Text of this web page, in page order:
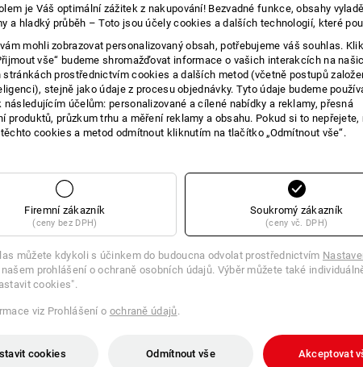
Porovnat všechny detaily
je Váš optimální zážitek z nakupování! Bezvadné funkce, obsahy
a hladký průběh – Toto jsou účely cookies a dalších technologií, které
mohli zobrazovat personalizovaný obsah, potřebujeme váš souhlas.
vše“ budeme shromažďovat informace o vašich interakcích na
stránkách prostřednictvím cookies a dalších metod (včetně postupů
stejně jako údaje z procesu objednávky. Tyto údaje budeme
následujícím účelům: personalizované a cílené nabídky a reklamy, přesná
produktů, průzkum trhu a měření reklamy a obsahu. Pokud si to nepřejete,
cookies a metod odmítnout kliknutím na tlačítko „Odmítnout vše“.
Firemní zákazník
(ceny bez DPH)
Soukromý zákazník
(ceny vč. DPH)
můžete kdykoli s účinkem do budoucna odvolat prostřednictvím
našem prohlášení o ochraně osobních údajů. Výběr můžete také
cookies".
viz Prohlášení o ochraně údajů.
cookies Odmítnout vše Akceptovat